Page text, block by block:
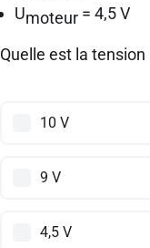
Umoteur = 4,5 V
Quelle est la
10 V
9 V
4,5 V